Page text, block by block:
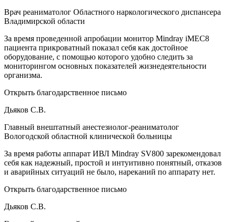
Врач реаниматолог Областного наркологического диспансера
Владимирской области
За время проведенной апробации монитор Mindray iMEC8
пациента прикроватный показал себя как достойное
оборудование, с помощью которого удобно следить за
мониторингом основных показателей жизнедеятельности
организма.
Открыть благодарственное письмо
Дьяков С.В.
Главный внештатный анестезиолог-реаниматолог
Вологодской областной клинической больницы
За время работы аппарат ИВЛ Mindray SV800 зарекомендовал
себя как надежный, простой и интуитивно понятный, отказов
и аварийных ситуаций не было, нареканий по аппарату нет.
Открыть благодарственное письмо
Дьяков С.В.